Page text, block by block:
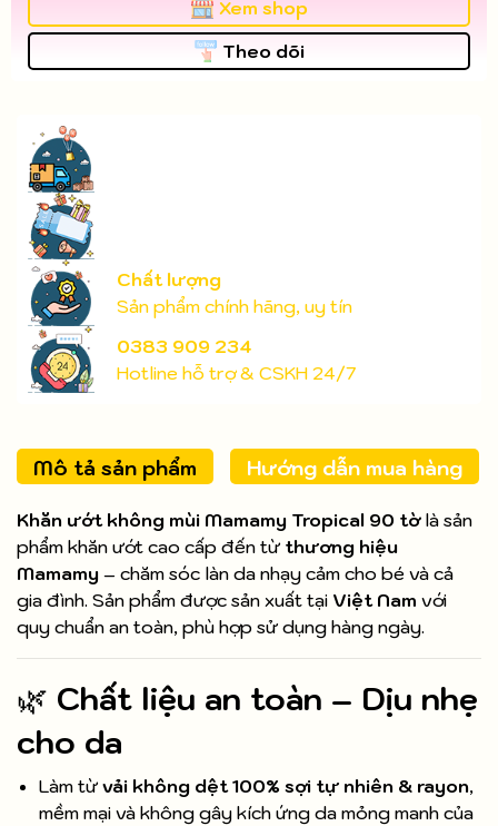
Xem shop
Theo dõi
Chất lượng
Sản phẩm chính hãng, uy tín
0383 909 234
Hotline hỗ trợ & CSKH 24/7
Mô tả sản phẩm Hướng dẫn mua hàng
Khăn ướt không mùi Mamamy Tropical 90 tờlà sản
phẩm khăn ướt cao cấp đến từ thương hiệu
Mamamy – chăm sóc làn da nhạy cảm cho bé và cả
gia đình. Sản phẩm được sản xuất tại Việt Nam với
quy chuẩn an toàn, phù hợp sử dụng hàng ngày.
🌿 Chất liệu an toàn – Dịu nhẹ
cho da
Làm từ vải không dệt 100% sợi tự nhiên & rayon,
mềm mại và không gây kích ứng da mỏng manh của